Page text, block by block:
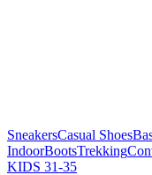
SneakersCasual Shoes
IndoorBootsTrekking
KIDS 31-35